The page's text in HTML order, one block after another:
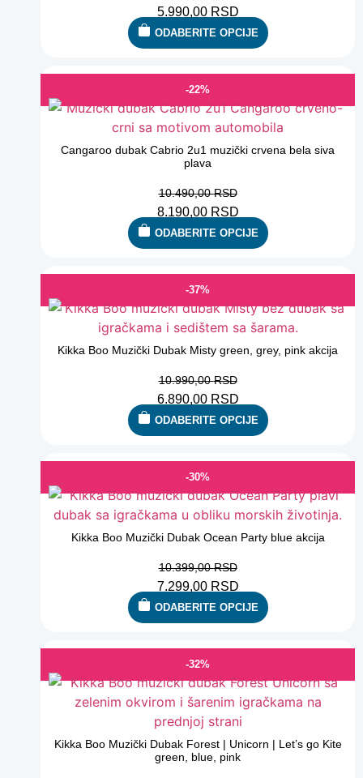
5.990,00 RSD
ODABERITE OPCIJE
-22%
Cangaroo dubak Cabrio 2u1 muzički crvena bela siva
plava
10.490,00RSD
8.190,00 RSD
ODABERITE OPCIJE
-37%
Kikka Boo Muzički Dubak Misty green, grey, pink akcija
10.990,00RSD
6.890,00 RSD
ODABERITE OPCIJE
-30%
Kikka Boo Muzički Dubak Ocean Party blue akcija
10.399,00RSD
7.299,00 RSD
ODABERITE OPCIJE
-32%
Kikka Boo Muzički Dubak Forest | Unicorn | Let’s go Kite
green, blue, pink